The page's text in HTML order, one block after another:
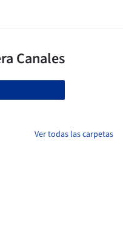
Ver todas las carpetas